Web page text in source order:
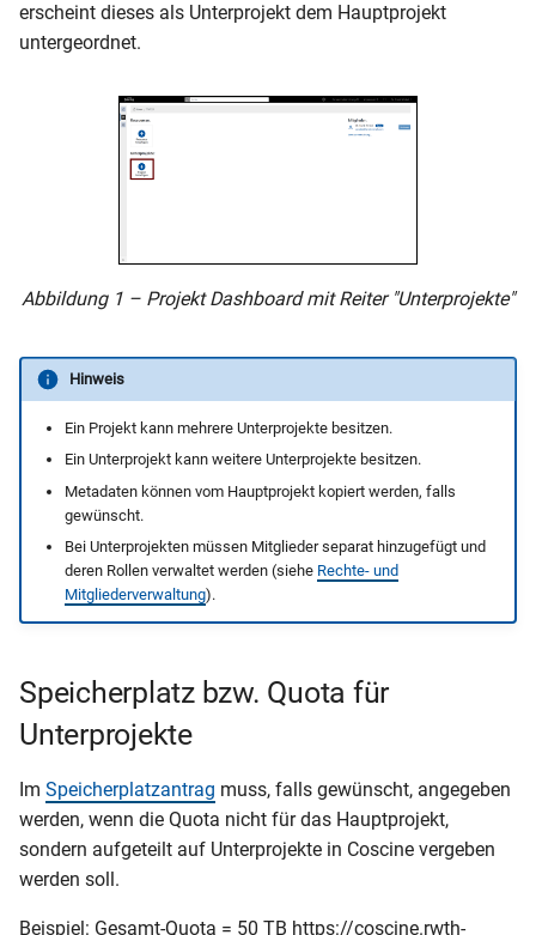
erscheint dieses als Unterprojekt dem Hauptprojekt
untergeordnet.
Abbildung 1 – Projekt Dashboard mit Reiter "Unterprojekte"
Hinweis
Ein Projekt kann mehrere Unterprojekte besitzen.
Ein Unterprojekt kann weitere Unterprojekte besitzen.
Metadaten können vom Hauptprojekt kopiert werden, falls
gewünscht.
Bei Unterprojekten müssen Mitglieder separat hinzugefügt und
deren Rollen verwaltet werden (siehe Rechte- und
Mitgliederverwaltung).
Speicherplatz bzw. Quota für
Unterprojekte
Im Speicherplatzantrag muss, falls gewünscht, angegeben
werden, wenn die Quota nicht für das Hauptprojekt,
sondern aufgeteilt auf Unterprojekte in Coscine vergeben
werden soll.
Beispiel: Gesamt-Quota = 50 TB https://coscine.rwth-